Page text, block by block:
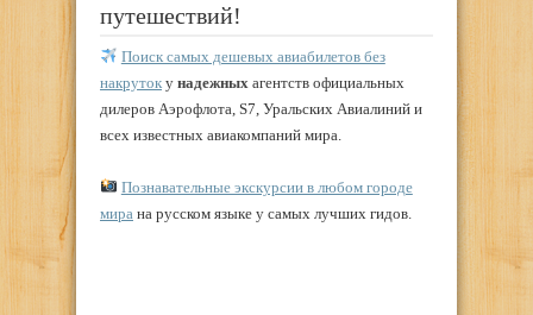
путешествий!
Поиск самых дешевых авиабилетов без
накруток у надежных агентств официальных
дилеров Аэрофлота, S7, Уральских Авиалиний и
всех известных авиакомпаний мира.
Познавательные экскурсии в любом городе
мира на русском языке у самых лучших гидов.